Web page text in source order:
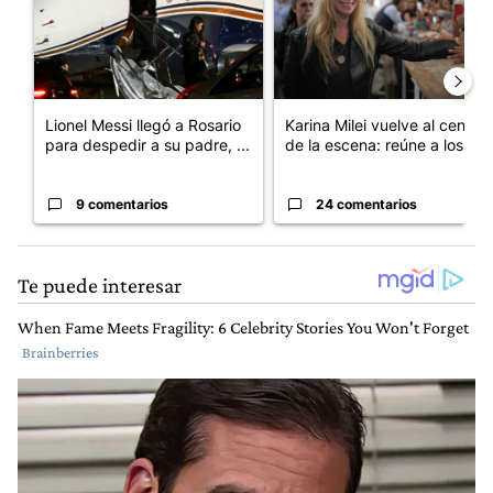
Lionel Messi llegó a Rosario
para despedir a su padre, ...
9 comentarios
Karina Milei vuelve al centro
de la escena: reúne a los...
24 comentarios